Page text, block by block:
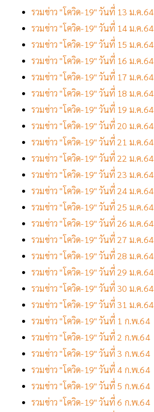
รวมข่าว "โควิด-19" วันที่ 13 ม.ค.64
รวมข่าว "โควิด-19" วันที่ 14 ม.ค.64
รวมข่าว "โควิด-19" วันที่ 15 ม.ค.64
รวมข่าว "โควิด-19" วันที่ 16 ม.ค.64
รวมข่าว "โควิด-19" วันที่ 17 ม.ค.64
รวมข่าว "โควิด-19" วันที่ 18 ม.ค.64
รวมข่าว "โควิด-19" วันที่ 19 ม.ค.64
รวมข่าว "โควิด-19" วันที่ 20 ม.ค.64
รวมข่าว "โควิด-19" วันที่ 21 ม.ค.64
รวมข่าว "โควิด-19" วันที่ 22 ม.ค.64
รวมข่าว "โควิด-19" วันที่ 23 ม.ค.64
รวมข่าว "โควิด-19" วันที่ 24 ม.ค.64
รวมข่าว "โควิด-19" วันที่ 25 ม.ค.64
รวมข่าว "โควิด-19" วันที่ 26 ม.ค.64
รวมข่าว "โควิด-19" วันที่ 27 ม.ค.64
รวมข่าว "โควิด-19" วันที่ 28 ม.ค.64
รวมข่าว "โควิด-19" วันที่ 29 ม.ค.64
รวมข่าว "โควิด-19" วันที่ 30 ม.ค.64
รวมข่าว "โควิด-19" วันที่ 31 ม.ค.64
รวมข่าว "โควิด-19" วันที่ 1 ก.พ.64
รวมข่าว "โควิด-19" วันที่ 2 ก.พ.64
รวมข่าว "โควิด-19" วันที่ 3 ก.พ.64
รวมข่าว "โควิด-19" วันที่ 4 ก.พ.64
รวมข่าว "โควิด-19" วันที่ 5 ก.พ.64
รวมข่าว "โควิด-19" วันที่ 6 ก.พ.64